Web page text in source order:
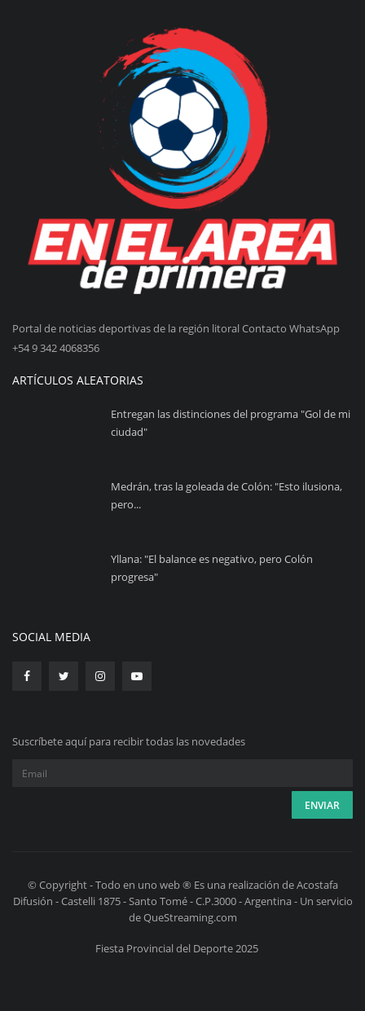
Portal de noticias deportivas de la región litoral Contacto WhatsApp
+54 9 342 4068356
ARTÍCULOS ALEATORIAS
Entregan las distinciones del programa "Gol de mi
ciudad"
Medrán, tras la goleada de Colón: "Esto ilusiona,
pero...
Yllana: "El balance es negativo, pero Colón
progresa"
SOCIAL MEDIA
Suscríbete aquí para recibir todas las novedades
© Copyright - Todo en uno web ® Es una realización de Acostafa
Difusión - Castelli 1875 - Santo Tomé - C.P.3000 - Argentina - Un servicio
de QueStreaming.com
Fiesta Provincial del Deporte 2025